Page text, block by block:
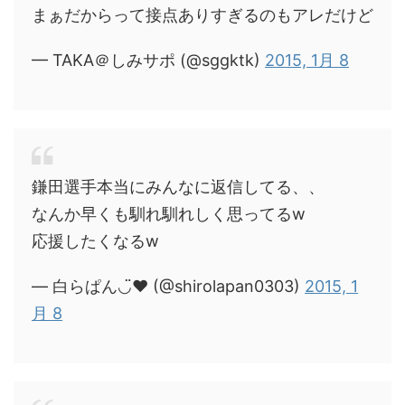
まぁだからって接点ありすぎるのもアレだけど
— TAKA＠しみサポ (@sggktk) 2015, 1月 8
鎌田選手本当にみんなに返信してる、、
なんか早くも馴れ馴れしく思ってるw
応援したくなるw
— 白らぱん◡̈♥︎ (@shirolapan0303) 2015, 1
月 8